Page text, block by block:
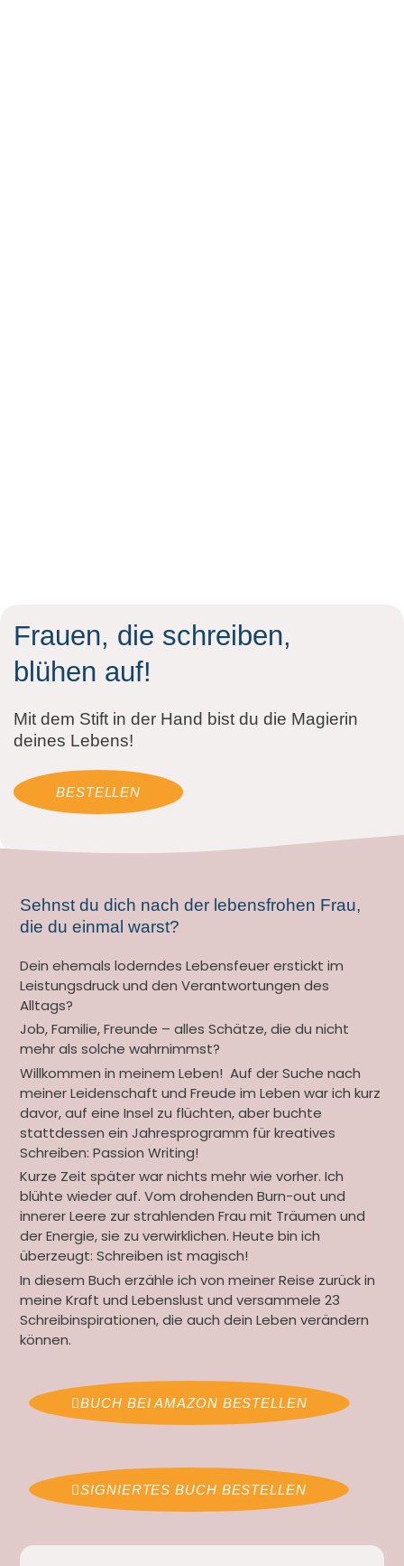
Frauen, die schreiben,
blühen auf!
Mit dem Stift in der Hand bist du die Magierin
deines Lebens!
BESTELLEN
Sehnst du dich nach der lebensfrohen Frau,
die du einmal warst?
Dein ehemals loderndes Lebensfeuer erstickt im
Leistungsdruck und den Verantwortungen des
Alltags?
Job, Familie, Freunde – alles Schätze, die du nicht
mehr als solche wahrnimmst?
Willkommen in meinem Leben! Auf der Suche nach
meiner Leidenschaft und Freude im Leben war ich kurz
davor, auf eine Insel zu flüchten, aber buchte
stattdessen ein Jahresprogramm für kreatives
Schreiben: Passion Writing!
Kurze Zeit später war nichts mehr wie vorher. Ich
blühte wieder auf. Vom drohenden Burn-out und
innerer Leere zur strahlenden Frau mit Träumen und
der Energie, sie zu verwirklichen. Heute bin ich
überzeugt: Schreiben ist magisch!
In diesem Buch erzähle ich von meiner Reise zurück in
meine Kraft und Lebenslust und versammele 23
Schreibinspirationen, die auch dein Leben verändern
können.
BUCH BEI AMAZON BESTELLEN
SIGNIERTES BUCH BESTELLEN